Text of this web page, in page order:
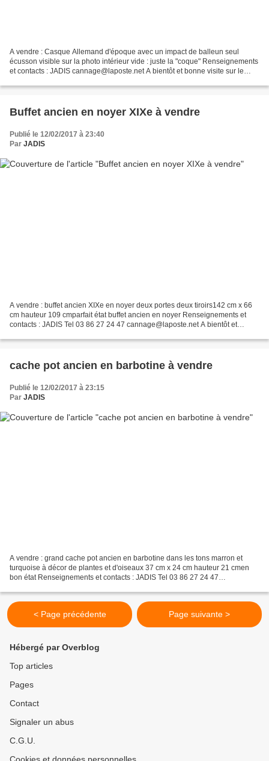
A vendre : Casque Allemand d'époque avec un impact de balleun seul
écusson visible sur la photo intérieur vide : juste la "coque" Renseignements
et contacts : JADIS cannage@laposte.net A bientôt et bonne visite sur le
Buffet ancien en noyer XIXe à vendre
Publié le 12/02/2017 à 23:40
Par JADIS
A vendre : buffet ancien XIXe en noyer deux portes deux tiroirs142 cm x 66
cm hauteur 109 cmparfait état buffet ancien en noyer Renseignements et
contacts : JADIS Tel 03 86 27 24 47 cannage@laposte.net A bientôt et
cache pot ancien en barbotine à vendre
Publié le 12/02/2017 à 23:15
Par JADIS
A vendre : grand cache pot ancien en barbotine dans les tons marron et
turquoise à décor de plantes et d'oiseaux 37 cm x 24 cm hauteur 21 cmen
bon état Renseignements et contacts : JADIS Tel 03 86 27 24 47
< Page précédente Page suivante >
Hébergé par Overblog
Top articles
Pages
Contact
Signaler un abus
C.G.U.